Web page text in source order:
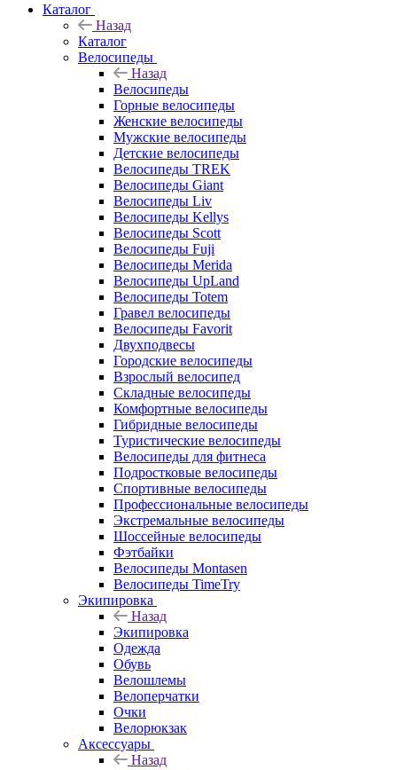
Каталог
Назад
Каталог
Велосипеды
Назад
Велосипеды
Горные велосипеды
Женские велосипеды
Мужские велосипеды
Детские велосипеды
Велосипеды TREK
Велосипеды Giant
Велосипеды Liv
Велосипеды Kellys
Велосипеды Scott
Велосипеды Fuji
Велосипеды Merida
Велосипеды UpLand
Велосипеды Totem
Гравел велосипеды
Велосипеды Favorit
Двухподвесы
Городские велосипеды
Взрослый велосипед
Складные велосипеды
Комфортные велосипеды
Гибридные велосипеды
Туристические велосипеды
Велосипеды для фитнеса
Подростковые велосипеды
Спортивные велосипеды
Профессиональные велосипеды
Экстремальные велосипеды
Шоссейные велосипеды
Фэтбайки
Велосипеды Montasen
Велосипеды TimeTry
Экипировка
Назад
Экипировка
Одежда
Обувь
Велошлемы
Велоперчатки
Очки
Велорюкзак
Аксессуары
Назад